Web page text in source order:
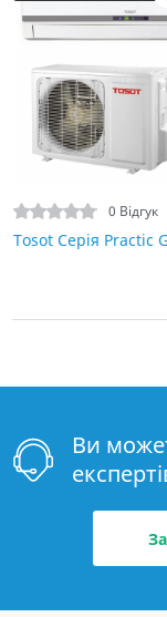
0 Відгук
Tosot Серія Practic
Ви